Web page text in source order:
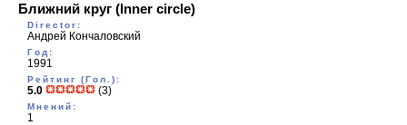
Ближний круг (Inner circle)
Director:
Андрей Кончаловский
Год:
1991
Рейтинг (Гол.):
5.0 (3)
Мнений:
1